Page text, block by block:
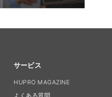
サービス
HUPRO MAGAZINE
よくある質問